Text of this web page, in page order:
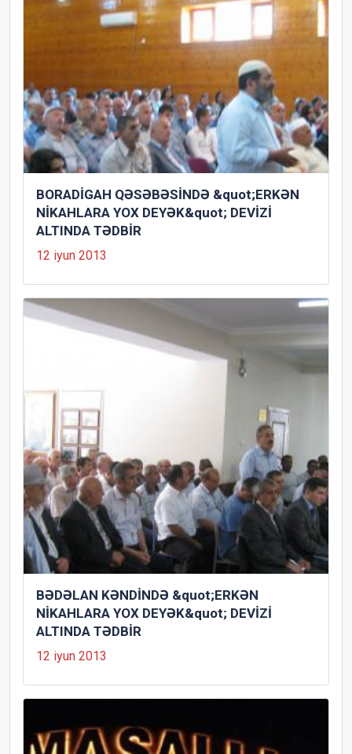
BORADİGAH QƏSƏBƏSİNDƏ &quot;ERKƏN
NİKAHLARA YOX DEYƏK&quot; DEVİZİ
ALTINDA TƏDBİR
12 iyun 2013
BƏDƏLAN KƏNDİNDƏ &quot;ERKƏN
NİKAHLARA YOX DEYƏK&quot; DEVİZİ
ALTINDA TƏDBİR
12 iyun 2013